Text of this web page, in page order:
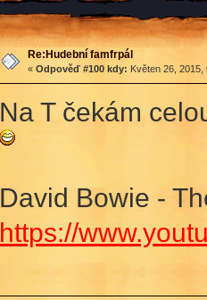
Re:Hudební famfrpál
« Odpověď #100 kdy: Květen 26,
Na T čekám
David Bowie -
https://